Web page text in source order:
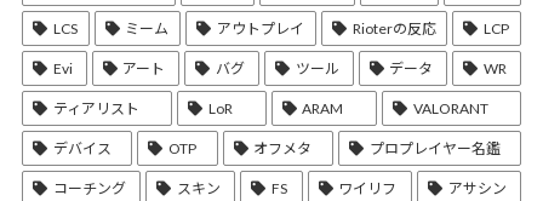
LCS ミーム アウトプレイ Rioterの反応 LCP
Evi アート バグ ツール データ WR
ティアリスト LoR ARAM VALORANT
デバイス OTP オフメタ プロプレイヤー名鑑
コーチング スキン FS ワイリフ アサシン